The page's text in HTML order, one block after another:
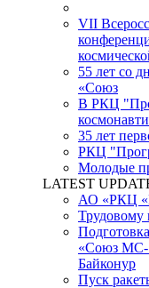
VII
55 лет со
«Союз
В РКЦ
35 лет
РКЦ
Молодые
LATEST
АО «РКЦ
Трудовому
«Союз МС-
Байконур
Пуск